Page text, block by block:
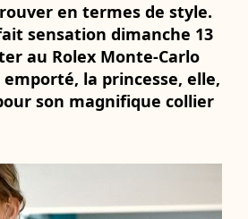
en termes de style.
sensation dimanche 13
au Rolex Monte-Carlo
la princesse, elle,
son magnifique collier